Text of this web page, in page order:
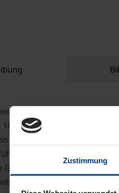
Zustimmung
erschließt
1847–8 und 1877. Deren
Kyrenia entdeckt wurden.
wurde. Die Materialien
Geschichte ihrer